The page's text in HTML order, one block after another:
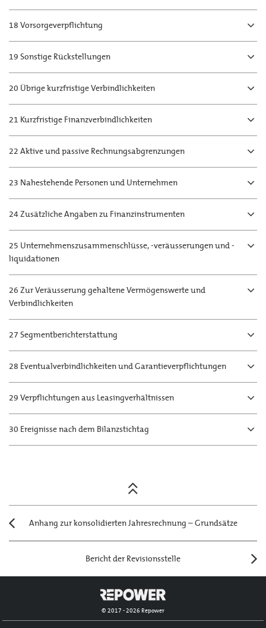
18 Vorsorgeverpflichtung
19 Sonstige Rückstellungen
20 Übrige kurzfristige Verbindlichkeiten
21 Kurzfristige Finanzverbindlichkeiten
22 Aktive und passive Rechnungsabgrenzungen
23 Nahestehende Personen und Unternehmen
24 Zusätzliche Angaben zu Finanzinstrumenten
25 Unternehmenszusammenschlüsse, -veräusserungen und -
liquidationen
26 Zur Veräusserung gehaltene Vermögenswerte und
Verbindlichkeiten
27 Segmentberichterstattung
28 Eventualverbindlichkeiten und Garantieverpflichtungen
29 Verpflichtungen aus Leasingverhältnissen
30 Ereignisse nach dem Bilanzstichtag
navigationAnhang zur konsolidierten Jahresrechnung – Grundsätze
Bericht der Revisionsstelle
© 2017 - 2026 Repower